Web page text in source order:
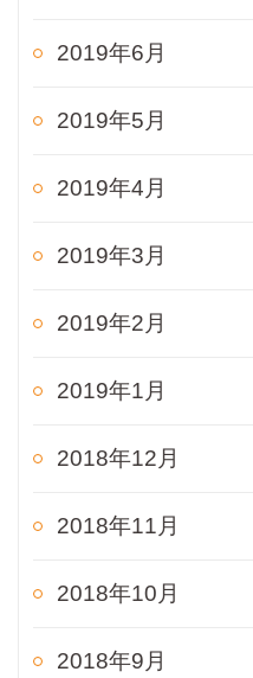
2019年6月
2019年5月
2019年4月
2019年3月
2019年2月
2019年1月
2018年12月
2018年11月
2018年10月
2018年9月